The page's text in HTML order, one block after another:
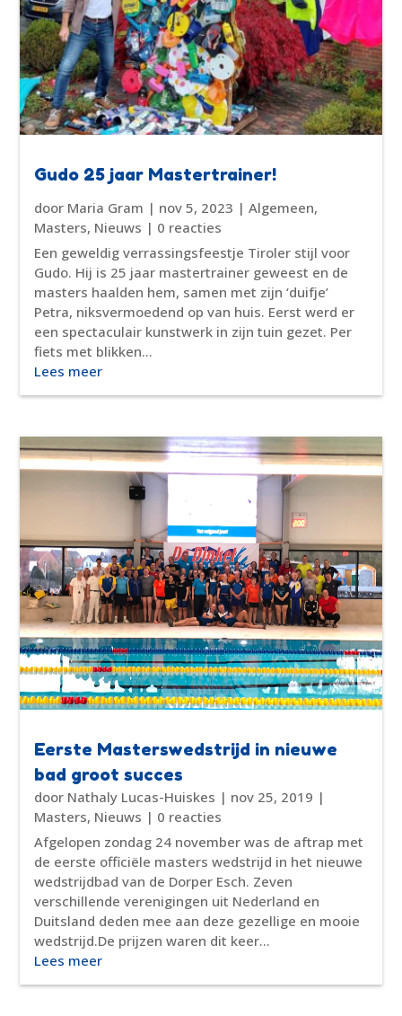
Gudo 25 jaar Mastertrainer!
door Maria Gram | nov 5, 2023 |Algemeen,
Masters, Nieuws | 0 reacties
Een geweldig verrassingsfeestje Tiroler stijl voor
Gudo. Hij is 25 jaar mastertrainer geweest en de
masters haalden hem, samen met zijn ‘duifje’
Petra, niksvermoedend op van huis. Eerst werd er
een spectaculair kunstwerk in zijn tuin gezet. Per
fiets met blikken...
Lees meer
Eerste Masterswedstrijd in nieuwe
bad groot succes
door Nathaly Lucas-Huiskes | nov 25, 2019 |
Masters, Nieuws | 0 reacties
Afgelopen zondag 24 november was de aftrap met
de eerste officiële masters wedstrijd in het nieuwe
wedstrijdbad van de Dorper Esch. Zeven
verschillende verenigingen uit Nederland en
Duitsland deden mee aan deze gezellige en mooie
wedstrijd.De prijzen waren dit keer...
Lees meer